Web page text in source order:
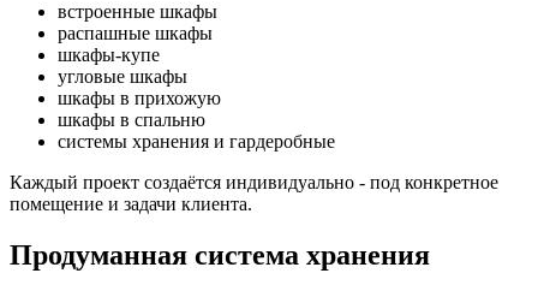
встроенные шкафы
распашные шкафы
шкафы-купе
угловые шкафы
шкафы в прихожую
шкафы в спальню
системы хранения и гардеробные
Каждый проект создаётся индивидуально - под конкретное
помещение и задачи клиента.
Продуманная система хранения